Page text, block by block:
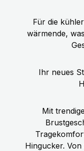
Für die
wärmende,
Ihr neues
Mit
Hingucker.